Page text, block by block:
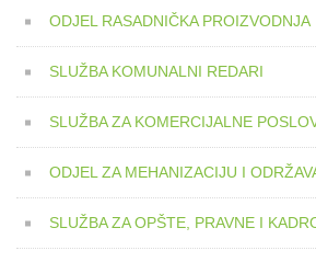
ODJEL RASADNIČKA PROIZVODNJA
SLUŽBA KOMUNALNI REDARI
SLUŽBA ZA KOMERCIJALNE
ODJEL ZA MEHANIZACIJU I
SLUŽBA ZA OPŠTE, PRAVNE I